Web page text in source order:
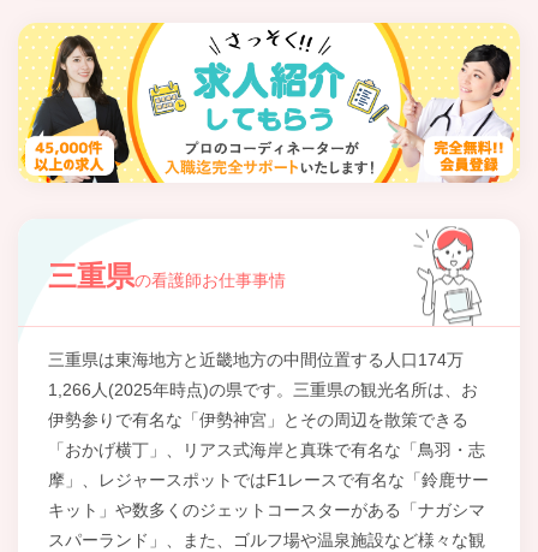
三重県の看護師お仕事事情
三重県は東海地方と近畿地方の中間位置する人口174万
1,266人(2025年時点)の県です。三重県の観光名所は、お
伊勢参りで有名な「伊勢神宮」とその周辺を散策できる
「おかげ横丁」、リアス式海岸と真珠で有名な「鳥羽・志
摩」、レジャースポットではF1レースで有名な「鈴鹿サー
キット」や数多くのジェットコースターがある「ナガシマ
スパーランド」、また、ゴルフ場や温泉施設など様々な観